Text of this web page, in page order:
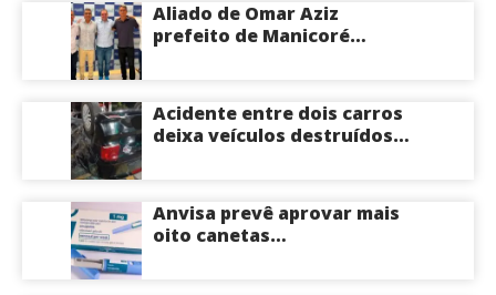
Aliado de Omar Aziz
prefeito de Manicoré
Acidente entre dois carros
deixa veículos destruídos
Anvisa prevê aprovar mais
oito canetas